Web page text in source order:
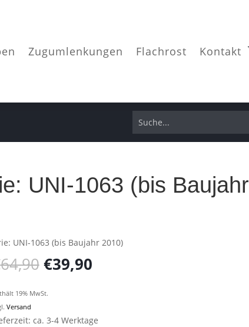
Zugumlenkungen Flachrost Kontakt
UNI-1063 (bis Baujahr
UNI-1063 (bis Baujahr 2010)
64,90 Ursprünglicher
Preis
war:
€39,90Aktueller
19% MwSt.
Versand
ca. 3-4 Werktage